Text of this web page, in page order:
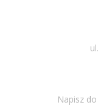
Napisz